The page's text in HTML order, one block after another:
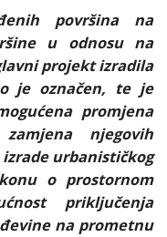
površina na
u odnosu na
projekt izradila
je označen, te je
promjena
njegovih
urbanističkog
o prostornom
priključenja
na prometnu